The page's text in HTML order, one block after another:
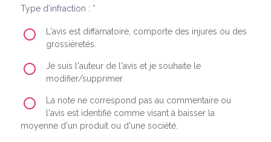
Type d'infraction : *
L'avis est diffamatoire, comporte des injures ou des
grossièretés.
Je suis l'auteur de l'avis et je souhaite le
modifier/supprimer.
La note ne correspond pas au commentaire ou
l'avis est identifié comme visant à baisser la
moyenne d'un produit ou d'une société.